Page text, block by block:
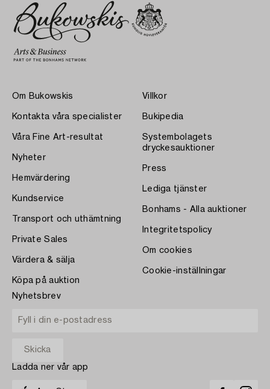
Om Bukowskis
Kontakta våra specialister
Våra Fine Art-resultat
Nyheter
Hemvärdering
Kundservice
Transport och uthämtning
Private Sales
Värdera & sälja
Köpa på auktion
Villkor
Bukipedia
Systembolagets
dryckesauktioner
Press
Lediga tjänster
Bonhams - Alla auktioner
Integritetspolicy
Om cookies
Cookie-inställningar
Nyhetsbrev
Ladda ner vår app